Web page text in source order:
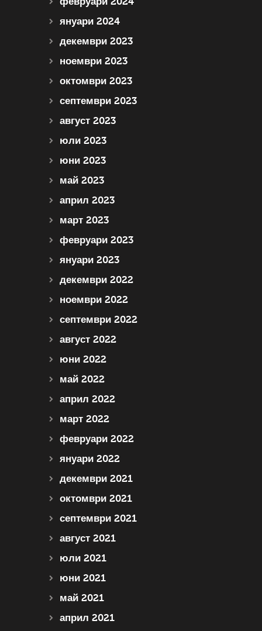
януари 2024
декември 2023
ноември 2023
октомври 2023
септември 2023
август 2023
юли 2023
юни 2023
май 2023
април 2023
март 2023
февруари 2023
януари 2023
декември 2022
ноември 2022
септември 2022
август 2022
юни 2022
май 2022
април 2022
март 2022
февруари 2022
януари 2022
декември 2021
октомври 2021
септември 2021
август 2021
юли 2021
юни 2021
май 2021
април 2021